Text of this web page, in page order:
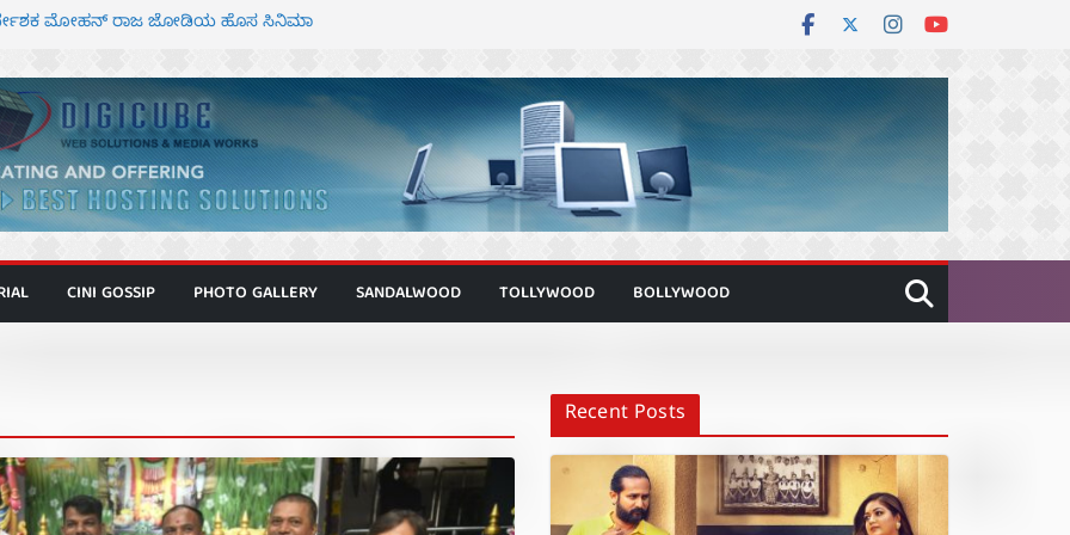
ಮೋಹನ್ ರಾಜ ಜೋಡಿಯ ಹೊಸ ಸಿನಿಮಾ
ಅಜೇಯಂ” ಹಾಡಿದ ದೃಶ್ಯ ವೈಭವ
ಶಿವಣ್ಣ ಅಭಿನಯದ ‘ಬಾಸ್’ ಚಿತ್ರ ತೆರೆಗೆ
ಮಿತ್ರ ಅಭಿನಯದ “ಮಹಾನ್” ಫಸ್ಟ್ ಲುಕ್
CINI GOSSIP PHOTO GALLERY SANDALWOOD TOLLYWOOD BOLLYWOOD
Recent Posts